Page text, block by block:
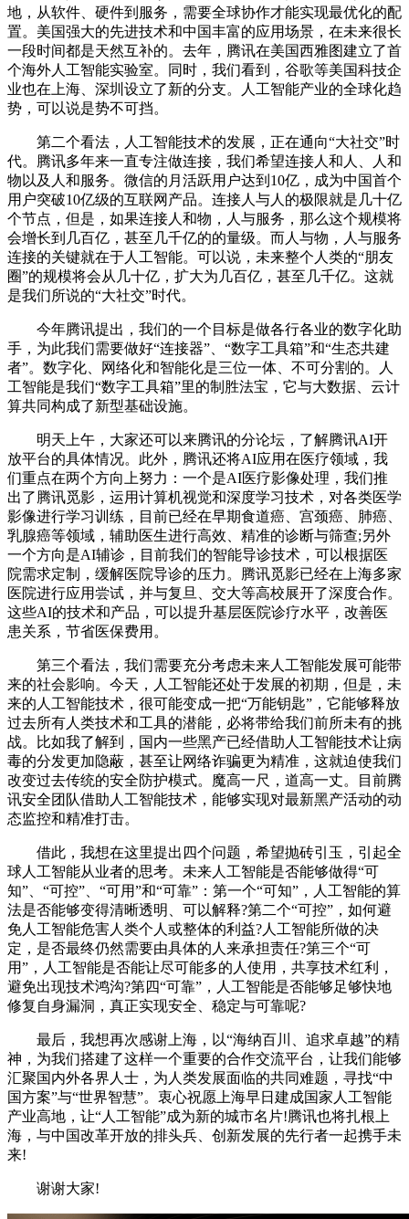
地，从软件、硬件到服务，需要全球协作才能实现最优化的配
置。美国强大的先进技术和中国丰富的应用场景，在未来很长
一段时间都是天然互补的。去年，腾讯在美国西雅图建立了首
个海外人工智能实验室。同时，我们看到，谷歌等美国科技企
业也在上海、深圳设立了新的分支。人工智能产业的全球化趋
势，可以说是势不可挡。
第二个看法，人工智能技术的发展，正在通向“大社交”时
代。腾讯多年来一直专注做连接，我们希望连接人和人、人和
物以及人和服务。微信的月活跃用户达到10亿，成为中国首个
用户突破10亿级的互联网产品。连接人与人的极限就是几十亿
个节点，但是，如果连接人和物，人与服务，那么这个规模将
会增长到几百亿，甚至几千亿的的量级。而人与物，人与服务
连接的关键就在于人工智能。可以说，未来整个人类的“朋友
圈”的规模将会从几十亿，扩大为几百亿，甚至几千亿。这就
是我们所说的“大社交”时代。
今年腾讯提出，我们的一个目标是做各行各业的数字化助
手，为此我们需要做好“连接器”、“数字工具箱”和“生态共建
者”。数字化、网络化和智能化是三位一体、不可分割的。人
工智能是我们“数字工具箱”里的制胜法宝，它与大数据、云计
算共同构成了新型基础设施。
明天上午，大家还可以来腾讯的分论坛，了解腾讯AI开
放平台的具体情况。此外，腾讯还将AI应用在医疗领域，我
们重点在两个方向上努力：一个是AI医疗影像处理，我们推
出了腾讯觅影，运用计算机视觉和深度学习技术，对各类医学
影像进行学习训练，目前已经在早期食道癌、宫颈癌、肺癌、
乳腺癌等领域，辅助医生进行高效、精准的诊断与筛查;另外
一个方向是AI辅诊，目前我们的智能导诊技术，可以根据医
院需求定制，缓解医院导诊的压力。腾讯觅影已经在上海多家
医院进行应用尝试，并与复旦、交大等高校展开了深度合作。
这些AI的技术和产品，可以提升基层医院诊疗水平，改善医
患关系，节省医保费用。
第三个看法，我们需要充分考虑未来人工智能发展可能带
来的社会影响。今天，人工智能还处于发展的初期，但是，未
来的人工智能技术，很可能变成一把“万能钥匙”，它能够释放
过去所有人类技术和工具的潜能，必将带给我们前所未有的挑
战。比如我了解到，国内一些黑产已经借助人工智能技术让病
毒的分发更加隐蔽，甚至让网络诈骗更为精准，这就迫使我们
改变过去传统的安全防护模式。魔高一尺，道高一丈。目前腾
讯安全团队借助人工智能技术，能够实现对最新黑产活动的动
态监控和精准打击。
借此，我想在这里提出四个问题，希望抛砖引玉，引起全
球人工智能从业者的思考。未来人工智能是否能够做得“可
知”、“可控”、“可用”和“可靠”：第一个“可知”，人工智能的算
法是否能够变得清晰透明、可以解释?第二个“可控”，如何避
免人工智能危害人类个人或整体的利益?人工智能所做的决
定，是否最终仍然需要由具体的人来承担责任?第三个“可
用”，人工智能是否能让尽可能多的人使用，共享技术红利，
避免出现技术鸿沟?第四“可靠”，人工智能是否能够足够快地
修复自身漏洞，真正实现安全、稳定与可靠呢?
最后，我想再次感谢上海，以“海纳百川、追求卓越”的精
神，为我们搭建了这样一个重要的合作交流平台，让我们能够
汇聚国内外各界人士，为人类发展面临的共同难题，寻找“中
国方案”与“世界智慧”。衷心祝愿上海早日建成国家人工智能
产业高地，让“人工智能”成为新的城市名片!腾讯也将扎根上
海，与中国改革开放的排头兵、创新发展的先行者一起携手未
来!
谢谢大家!